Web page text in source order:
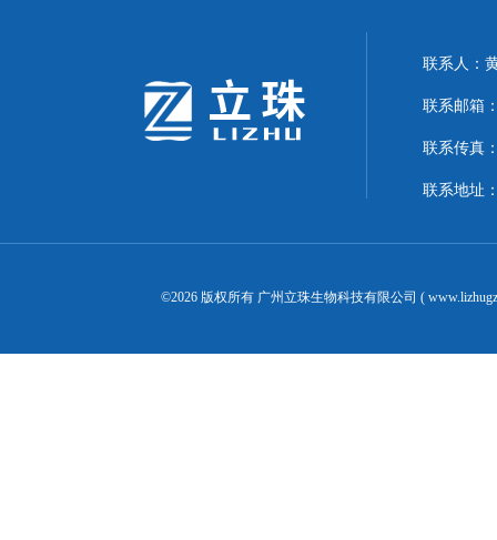
联系人：
联系邮箱
联系传真
联系地址
©2026 版权所有 广州立珠生物科技有限公司 (